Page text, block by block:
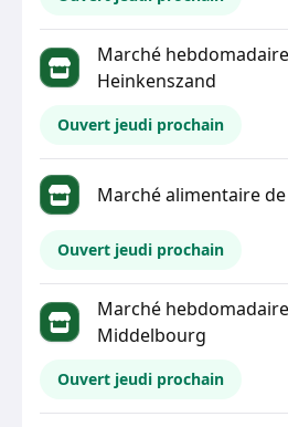
Marché
Heinkenszand
Ouvert jeudi prochain
Marché alimentaire
Ouvert jeudi prochain
Marché
Middelbourg
Ouvert jeudi prochain